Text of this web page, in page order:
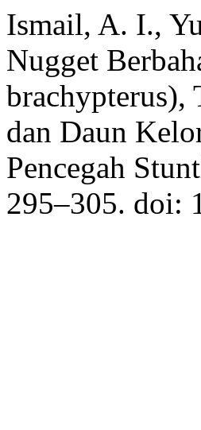
Ismail, A. I.,
Nugget
brachypterus),
dan Daun
Pencegah
295–305. doi: